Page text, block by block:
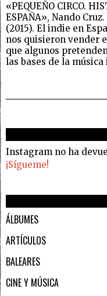
«PEQUEÑO CIRCO.
ESPAÑA», Nando
(2015). El indie en
nos quisieron vender
que algunos
las bases de la
Instagram no ha
¡Sígueme!
ÁLBUMES
ARTÍCULOS
BALEARES
CINE Y MÚSICA